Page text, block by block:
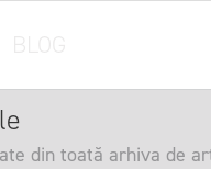
din toată arhiva de